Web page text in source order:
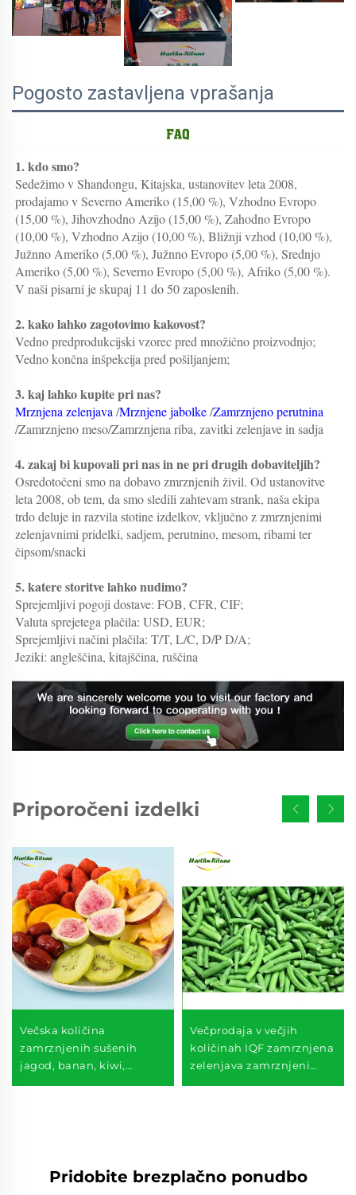
Pogosto zastavljena vprašanja
1. kdo smo?
Sedežimo v Shandongu, Kitajska, ustanovitev leta 2008,
prodajamo v Severno Ameriko (15,00 %), Vzhodno Evropo
(15,00 %), Jihovzhodno Azijo (15,00 %), Zahodno Evropo
(10,00 %), Vzhodno Azijo (10,00 %), Bližnji vzhod (10,00 %),
Južnno Ameriko (5,00 %), Južnno Evropo (5,00 %), Srednjo
Ameriko (5,00 %), Severno Evropo (5,00 %), Afriko (5,00 %).
V naši pisarni je skupaj 11 do 50 zaposlenih.
2. kako lahko zagotovimo kakovost?
Vedno predprodukcijski vzorec pred množično proizvodnjo;
Vedno končna inšpekcija pred pošiljanjem;
3. kaj lahko kupite pri nas?
Mrznjena zelenjava /Mrznjene jabolke /
/Zamrznjeno meso/Zamrznjena riba, zavitki zelenjave in sadja
4. zakaj bi kupovali pri nas in ne pri drugih dobaviteljih?
Osredotočeni smo na dobavo zmrznjenih živil. Od ustanovitve
leta 2008, ob tem, da smo sledili zahtevam strank, naša ekipa
trdo deluje in razvila stotine izdelkov, vključno z zmrznjenimi
zelenjavnimi pridelki, sadjem, perutnino, mesom, ribami ter
čipsom/snacki
5. katere storitve lahko nudimo?
Sprejemljivi pogoji dostave: FOB, CFR, CIF;
Valuta sprejetega plačila: USD, EUR;
Sprejemljivi načini plačila: T/T, L/C, D/P D/A;
Jeziki: angleščina, kitajščina, ruščina
Priporočeni izdelki
Večska količina
zamrznjenih sušenih
jagod, banan, kiwi,
smokv, rdečih datumov,
Večprodaja v večjih
količinah IQF zamrznjena
zelenjava zamrznjeni
zelenci zamrznjena
Pridobite brezplačno ponudbo